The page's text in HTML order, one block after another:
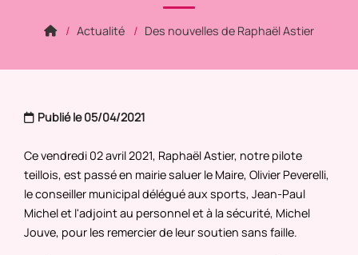
Actualité Des nouvelles de Raphaël Astier
Publié le 05/04/2021
Ce vendredi 02 avril 2021, Raphaël Astier, notre pilote
teillois, est passé en mairie saluer le Maire, Olivier Peverelli,
le conseiller municipal délégué aux sports, Jean-Paul
Michel et l'adjoint au personnel et à la sécurité, Michel
Jouve, pour les remercier de leur soutien sans faille.